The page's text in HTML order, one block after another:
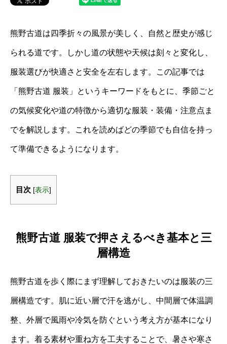
熊野古道は四季折々の風景が美しく、自然と歴史が感じ
られる道です。しかし道の状態や天候は刻々と変化し、
服装選びが快適さと安全を左右します。この記事では
「熊野古道 服装」というキーワードをもとに、季節ごと
の気候変化や道の特徴から適切な服装・装備・注意点ま
でを解説します。これを読めばどの季節でも自信を持っ
て準備できるようになります。
目次 [表示]
熊野古道 服装で押さえるべき基本と三
層構造
熊野古道を歩く際にまず理解しておきたいのは服装の三
層構造です。肌に近い層で汗を逃がし、中間層で体温調
整、外層で風雨や冷気を防ぐという考え方が基本になり
ます。着る素材や重ね方を工夫することで、暑さや寒さ